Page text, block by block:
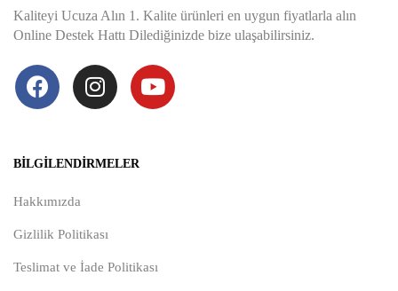
Kaliteyi Ucuza Alın 1. Kalite ürünleri en uygun fiyatlarla alın
Online Destek Hattı Dilediğinizde bize ulaşabilirsiniz.
BILGILENDIRMELER
Hakkımızda
Gizlilik Politikası
Teslimat ve İade Politikası